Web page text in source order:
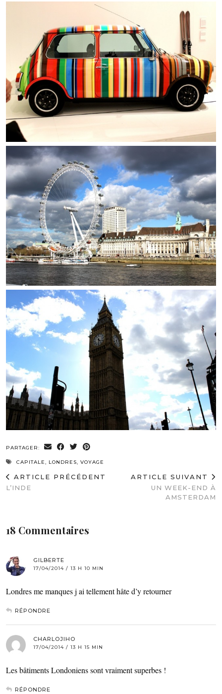
PARTAGER:
CAPITALE, LONDRES, VOYAGE
ARTICLE PRÉCÉDENT
L’INDE
ARTICLE SUIVANT
UN WEEK-END À
AMSTERDAM
18 Commentaires
GILBERTE
17/04/2014 / 13 H 10 MIN
Londres me manques j ai tellement hâte d’y retourner
RÉPONDRE
CHARLOJIHO
17/04/2014 / 13 H 15 MIN
Les bâtiments Londoniens sont vraiment superbes !
RÉPONDRE